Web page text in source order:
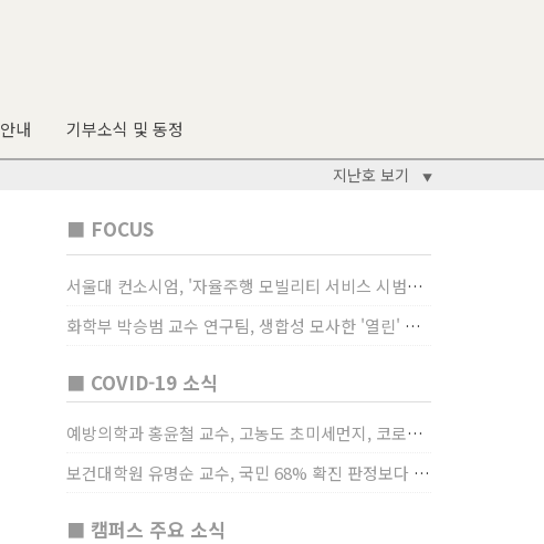
안내 기부소식 및 동정
지난호 보기 ▼
■ FOCUS
서울대 컨소시엄, '자율주행 모빌리티 서비스 시범사업' 수행
화학부 박승범 교수 연구팀, 생합성 모사한 '열린' 비타민 B3 합성법 개발
■ COVID-19 소식
예방의학과 홍윤철 교수, 고농도 초미세먼지, 코로나19 발병률·치명률 높인다
보건대학원 유명순 교수, 국민 68% 확진 판정보다 걸렸단 이유로 비난받는 걸 더 두려해
■ 캠퍼스 주요 소식